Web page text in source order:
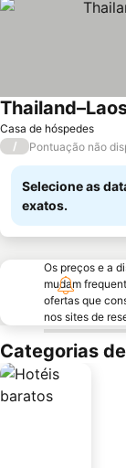
Casa de hóspedes
/ Pontuação não
Selecione as
exatos.
Os preços e a
mudam
ofertas que
nos sites de
Categorias